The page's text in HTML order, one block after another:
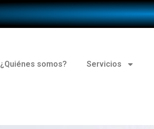
¿Quiénes somos? Servicios